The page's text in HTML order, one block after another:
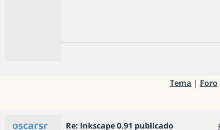
Tema | Foro
oscarsr Re: Inkscape 0.91 publicado